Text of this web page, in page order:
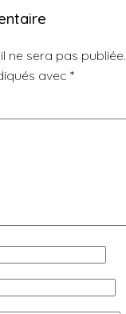
ne sera pas publiée.
avec *